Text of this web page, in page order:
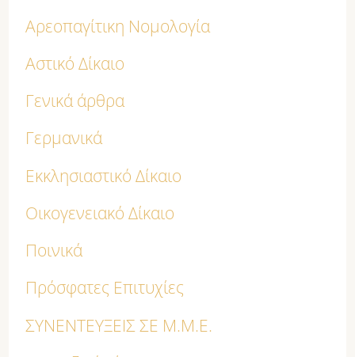
Αρεοπαγίτικη Νομολογία
Αστικό Δίκαιο
Γενικά άρθρα
Γερμανικά
Εκκλησιαστικό Δίκαιο
Οικογενειακό Δίκαιο
Ποινικά
Πρόσφατες Επιτυχίες
ΣΥΝΕΝΤΕΥΞΕΙΣ ΣΕ Μ.Μ.Ε.